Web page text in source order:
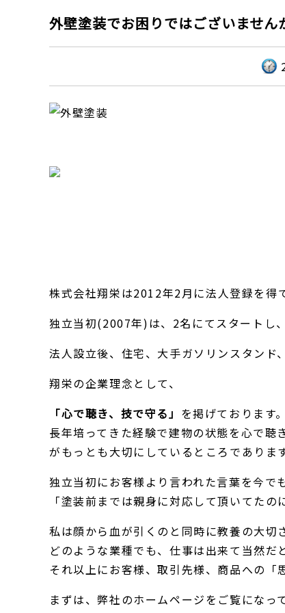
外壁塗装でお困りではございません
株式会社翔栄は2012年2月に法人登録を得
独立当初(2007年)は、2名にてスタートし
法人設立後、住宅、大手ガソリンスタンド
翔栄の企業理念として、
「心で聴き、技で守る」 を掲げております
長年培ってきた経験で建物の状態を心で
がもっとも大切にしているところであります
独立当初にお客様より言われた言葉を今で
「塗装前までは親身に対応して頂いてた
私は顔から血が引くのと同時に教養の大切
どのような業種でも、仕事は出来て当然だ
それ以上にお客様、取引先様、商品への「
まずは、弊社のホームページをご覧になっ